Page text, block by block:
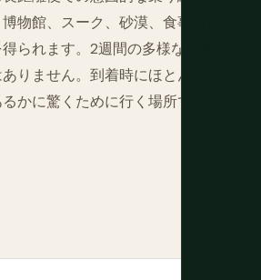
物館、スーク、砂漠、食事に投資
られます。2週間の多様な経験の
りません。到着時にほとんど期待
かに驚くために行く場所です。